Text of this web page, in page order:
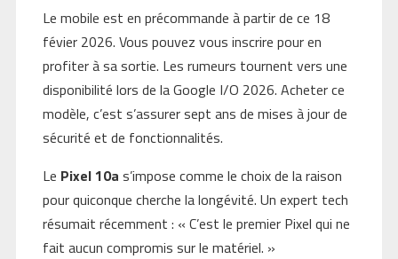
Le mobile est en précommande à partir de ce 18
févier 2026. Vous pouvez vous inscrire pour en
profiter à sa sortie. Les rumeurs tournent vers une
disponibilité lors de la Google I/O 2026. Acheter ce
modèle, c’est s’assurer sept ans de mises à jour de
sécurité et de fonctionnalités.
Le Pixel 10a s’impose comme le choix de la raison
pour quiconque cherche la longévité. Un expert tech
résumait récemment : « C’est le premier Pixel qui ne
fait aucun compromis sur le matériel. »